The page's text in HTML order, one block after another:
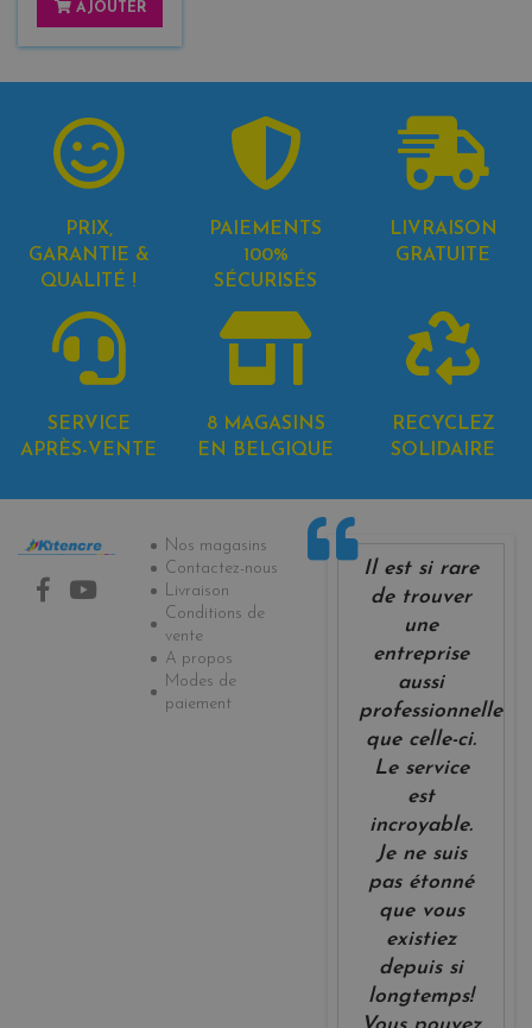
AJOUTER
PRIX,
GARANTIE &
QUALITÉ !
PAIEMENTS
100%
SÉCURISÉS
LIVRAISON
GRATUITE
SERVICE
APRÈS-VENTE
8 MAGASINS
EN BELGIQUE
RECYCLEZ
SOLIDAIRE
Informations
Nos magasins
Contactez-nous
Livraison
Conditions de
vente
A propos
Modes de
paiement
Il est si rare
de trouver
une
entreprise
aussi
professionnelle
que celle-ci.
Le service
est
incroyable.
Je ne suis
pas étonné
que vous
existiez
depuis si
longtemps!